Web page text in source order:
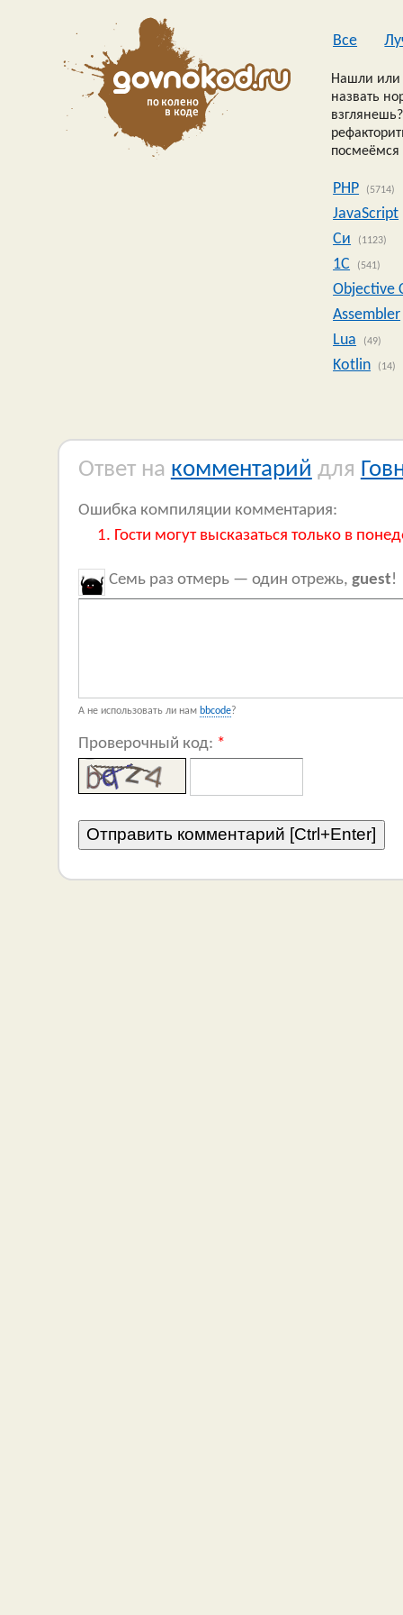
Все
Нашли или
назвать
посмеёмся
PHP (5714)
JavaScript
Си
(1123)
1C (541)
Objective
Assembler
Lua
(49)
Kotlin (14)
Ответ на комментарий для
Ошибка компиляции комментария:
Гости могут высказаться только в
Семь раз отмерь — один отрежь, guest!
А не использовать ли нам bbcode?
Проверочный код: *